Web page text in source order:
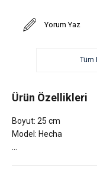
Yorum Yaz
Tüm
Ürün Özellikleri
Boyut: 25 cm
Model: Hecha